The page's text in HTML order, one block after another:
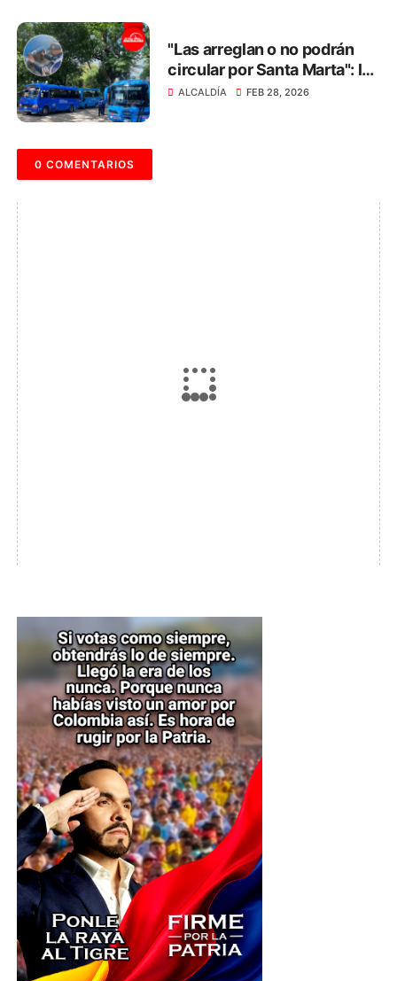
"Las arreglan o no podrán
circular por Santa Marta": la
advertencia a los dueños de
ALCALDÍA FEB 28, 2026
0 COMENTARIOS